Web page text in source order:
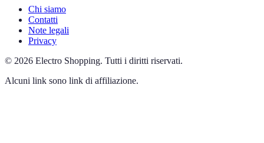
Chi siamo
Contatti
Note legali
Privacy
© 2026 Electro Shopping. Tutti i diritti riservati.
Alcuni link sono link di affiliazione.